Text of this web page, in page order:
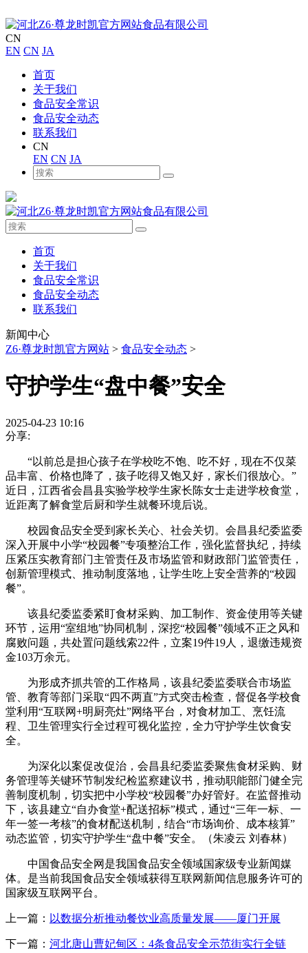
CN
EN CN JA
首页
关于我们
食品安全常识
食品安全动态
联系我们
CN
EN CN JA
首页
关于我们
食品安全常识
食品安全动态
联系我们
新闻中心
Z6·尊龙时凯官方网站 > 食品安全动态 >
守护学生“盘中餐”安全
2025-04-23 10:16
分享:
“以前总是担心孩子在学校吃不饱、吃不好，现在不仅菜
品丰富、价格也降了，孩子吃得又饱又好，家长们很放心。”
近日，江西省会昌县实验学校学生家长陈女士走进学校食堂，
近距离了解食堂后厨和学生就餐环境后说。
校园食品安全受到家长关心、社会关切。会昌县纪委监委
深入开展中小学“校园餐”专项整治工作，强化监督执纪，持续
压紧压实教育部门主管责任及市场监管和财政部门监管责任，
创新管理模式、推动制度落地，让学生吃上安全营养的“校园
餐”。
该县纪委监委紧盯食材采购、加工制作、资金使用等关键
环节，运用“室组地”协同机制，深挖“校园餐”领域不正之风和
腐败问题，共处置问题线索22件，立案19件19人，退缴违规资
金103万余元。
为形成齐抓共管的工作格局，该县纪委监委联合市场监
管、教育等部门采取“四不两直”方式突击检查，督促各学校食
堂利用“互联网+明厨亮灶”网络平台，对食材加工、烹饪流
程、卫生管理实行全过程可视化监控，全力守护学生饮食安
全。
为深化以案促改促治，会昌县纪委监委聚焦食材采购、财
务管理等关键环节制发纪检监察建议书，推动职能部门健全完
善制度机制，切实把中小学校“校园餐”办好管好。在监督推动
下，该县建立“自办食堂+配送招标”模式，通过“三年一标、一
年一签一考核”的食材配送机制，结合“市场询价、成本核算”
动态监管，切实守护学生“盘中餐”安全。（朱凌云 刘春林）
中国食品安全网是我国食品安全领域国家级专业新闻媒
体。是当前我国食品安全领域获得互联网新闻信息服务许可的
国家级互联网平台。
上一篇： 以数据分析推动餐饮业高质量发展——厦门开展
下一篇： 河北唐山曹妃甸区：4条食品安全示范街实行全链